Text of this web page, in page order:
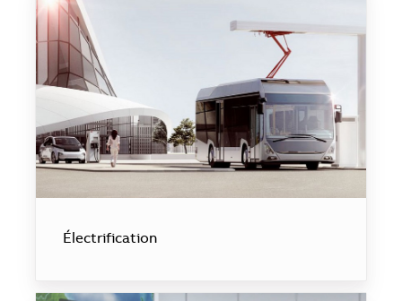
Électrification